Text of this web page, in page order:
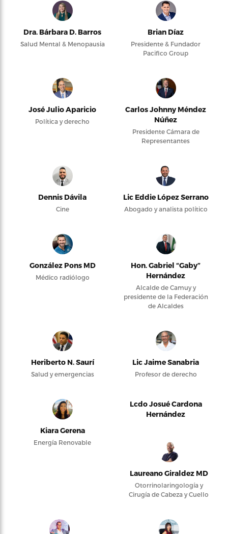
Dra. Bárbara D. Barros
Salud Mental & Menopausia
Brian Díaz
Presidente & Fundador
Pacifico Group
José Julio Aparicio
Política y derecho
Carlos Johnny Méndez
Núñez
Presidente Cámara de
Representantes
Dennis Dávila
Cine
Lic Eddie López Serrano
Abogado y analista político
González Pons MD
Médico radiólogo
Hon. Gabriel “Gaby”
Hernández
Alcalde de Camuy y
presidente de la Federación
de Alcaldes
Heriberto N. Saurí
Salud y emergencias
Lic Jaime Sanabria
Profesor de derecho
Kiara Gerena
Energía Renovable
Lcdo Josué Cardona
Hernández
Laureano Giraldez MD
Otorrinolaringología y
Cirugía de Cabeza y Cuello